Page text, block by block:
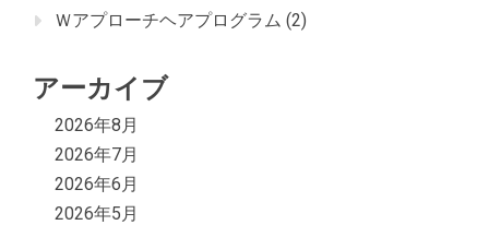
Ｗアプローチヘアプログラム (2)
アーカイブ
2026年8月
2026年7月
2026年6月
2026年5月